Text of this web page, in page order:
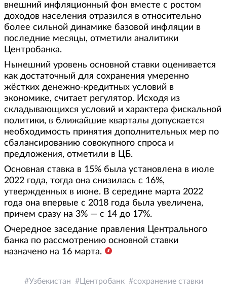
внешний инфляционный фон вместе с ростом
доходов населения отразился в относительно
более сильной динамике базовой инфляции в
последние месяцы, отметили аналитики
Центробанка.
Нынешний уровень основной ставки оценивается
как достаточный для сохранения умеренно
жёстких денежно-кредитных условий в
экономике, считает регулятор. Исходя из
складывающихся условий и характера фискальной
политики, в ближайшие кварталы допускается
необходимость принятия дополнительных мер по
сбалансированию совокупного спроса и
предложения, отметили в ЦБ.
Основная ставка в 15% была установлена в июле
2022 года, тогда она снизилась с 16%,
утвержденных в июне. В середине марта 2022
года она впервые с 2018 года была увеличена,
причем сразу на 3% — с 14 до 17%.
Очередное заседание правления Центрального
банка по рассмотрению основной ставки
назначено на 16 марта.
Узбекистан Центробанк сохранение ставки